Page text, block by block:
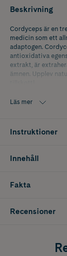
Beskrivning
Cordyceps är en
medicin som ett
adaptogen.
antioxidativa
extrakt, är
ämnen. Upplev
Läs mer
Instruktioner
Innehåll
Fakta
Recensioner